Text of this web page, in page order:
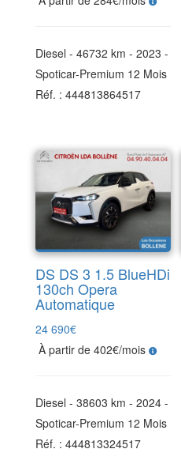
Diesel - 46732 km - 2023 -
Spoticar-Premium 12 Mois
Réf. : 444813864517
DS DS 3 1.5 BlueHDi
130ch Opera
Automatique
24 690€
À partir de 402€/mois
Diesel - 38603 km - 2024 -
Spoticar-Premium 12 Mois
Réf. : 444813324517